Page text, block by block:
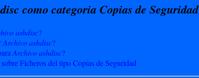
como categoria Copias de Seguridad
ashdisc?
Archivo ashdisc?
Archivo ashdisc?
Ficheros del tipo Copias de Seguridad